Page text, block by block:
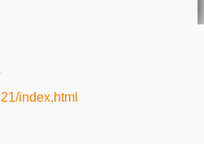
index.html